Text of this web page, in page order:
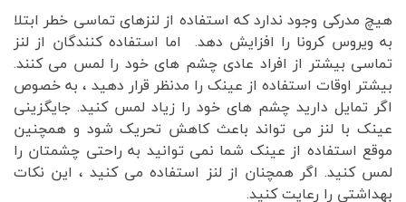
هیچ مدرکی وجود ندارد که استفاده از لنزهای تماسی خطر ابتلا
به ویروس کرونا را افزایش دهد. اما استفاده کنندگان از لنز
تماسی بیشتر از افراد عادی چشم های خود را لمس می کنند.
بیشتر اوقات استفاده از عینک را مدنظر قرار دهید ، به خصوص
اگر تمایل دارید چشم های خود را زیاد لمس کنید. جایگزینی
عینک با لنز می تواند باعث کاهش تحریک شود و همچنین
موقع استفاده از عینک شما نمی توانید به راحتی چشمتان را
لمس کنید. اگر همچنان از لنز استفاده می کنید ، این نکات
بهداشتی را رعایت کنید.